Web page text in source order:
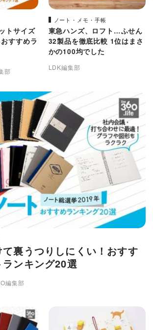
トサイズ
すすめラ
部
ノート・メモ・手帳
東急ハンズ、ロフト…ふせん
32製品を徹底比較 1位はまさ
かの100均でした
LDK編集部
裏うつりしにくい！おすす
ンキング20選
編集部